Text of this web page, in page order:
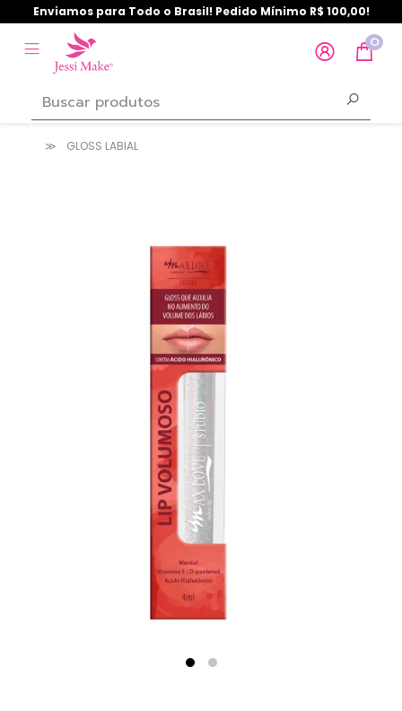
Enviamos para Todo o Brasil! Pedido Mínimo R$ 100,00!
0
GLOSS LABIAL